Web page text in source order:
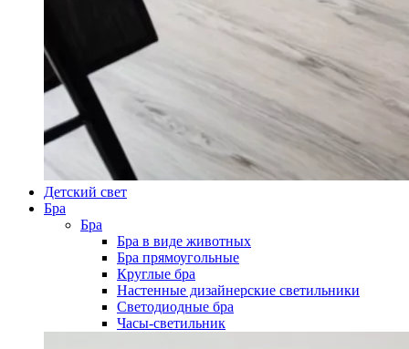
Детский свет
Бра
Бра
Бра в виде животных
Бра прямоугольные
Круглые бра
Настенные дизайнерские светильники
Светодиодные бра
Часы-светильник